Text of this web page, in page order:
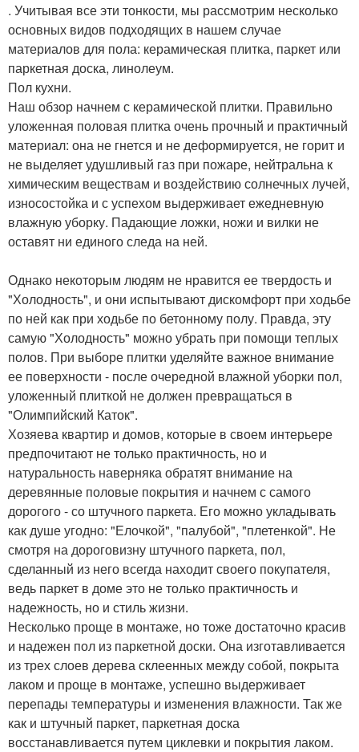
. Учитывая все эти тонкости, мы рассмотрим несколько
основных видов подходящих в нашем случае
материалов для пола: керамическая плитка, паркет или
паркетная доска, линолеум.
Пол кухни.
Наш обзор начнем с керамической плитки. Правильно
уложенная половая плитка очень прочный и практичный
материал: она не гнется и не деформируется, не горит и
не выделяет удушливый газ при пожаре, нейтральна к
химическим веществам и воздействию солнечных лучей,
износостойка и с успехом выдерживает ежедневную
влажную уборку. Падающие ложки, ножи и вилки не
оставят ни единого следа на ней.
Однако некоторым людям не нравится ее твердость и
"Холодность", и они испытывают дискомфорт при ходьбе
по ней как при ходьбе по бетонному полу. Правда, эту
самую "Холодность" можно убрать при помощи теплых
полов. При выборе плитки уделяйте важное внимание
ее поверхности - после очередной влажной уборки пол,
уложенный плиткой не должен превращаться в
"Олимпийский Каток".
Хозяева квартир и домов, которые в своем интерьере
предпочитают не только практичность, но и
натуральность наверняка обратят внимание на
деревянные половые покрытия и начнем с самого
дорогого - со штучного паркета. Его можно укладывать
как душе угодно: "Елочкой", "палубой", "плетенкой". Не
смотря на дороговизну штучного паркета, пол,
сделанный из него всегда находит своего покупателя,
ведь паркет в доме это не только практичность и
надежность, но и стиль жизни.
Несколько проще в монтаже, но тоже достаточно красив
и надежен пол из паркетной доски. Она изготавливается
из трех слоев дерева склеенных между собой, покрыта
лаком и проще в монтаже, успешно выдерживает
перепады температуры и изменения влажности. Так же
как и штучный паркет, паркетная доска
восстанавливается путем циклевки и покрытия лаком.